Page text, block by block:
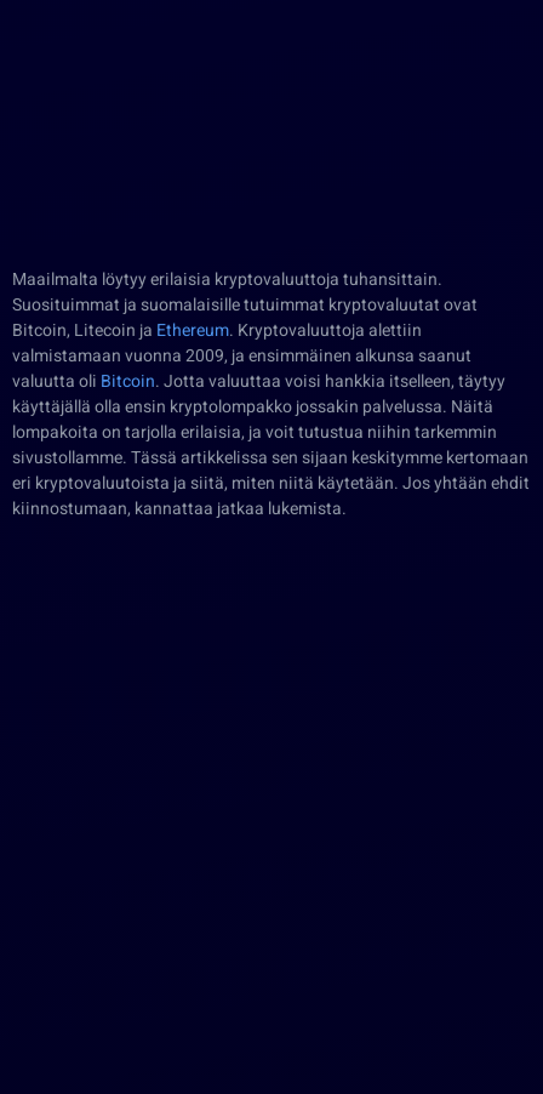
Maailmalta löytyy erilaisia kryptovaluuttoja tuhansittain.
Suosituimmat ja suomalaisille tutuimmat kryptovaluutat ovat
Bitcoin, Litecoin ja Ethereum. Kryptovaluuttoja alettiin
valmistamaan vuonna 2009, ja ensimmäinen alkunsa saanut
valuutta oli Bitcoin. Jotta valuuttaa voisi hankkia itselleen, täytyy
käyttäjällä olla ensin kryptolompakko jossakin palvelussa. Näitä
lompakoita on tarjolla erilaisia, ja voit tutustua niihin tarkemmin
sivustollamme. Tässä artikkelissa sen sijaan keskitymme kertomaan
eri kryptovaluutoista ja siitä, miten niitä käytetään. Jos yhtään ehdit
kiinnostumaan, kannattaa jatkaa lukemista.